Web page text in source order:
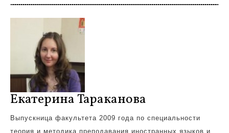
Екатерина Тараканова
Выпускница факультета 2009 года по специальности
теория и методика преподавания иностранных языков и